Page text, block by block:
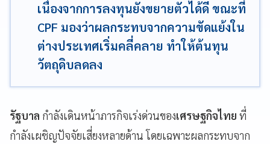
เนื่องจากการลงทุนยังขยายตัวได้ดี ขณะที่
CPF มองว่าผลกระทบจากความขัดแย้งใน
ต่างประเทศเริ่มคลี่คลาย ทำให้ต้นทุน
วัตถุดิบลดลง
รัฐบาล กำลังเดินหน้าภารกิจเร่งด่วนของเศรษฐกิจไทย ที่
กำลังเผชิญปัจจัยเสี่ยงหลายด้าน โดยเฉพาะผลกระทบจาก